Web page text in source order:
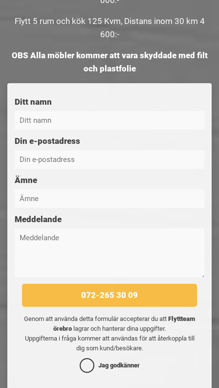
Flytt 5 rum och kök 125 Kvm, Distans inom 30 km 4
600:-
OBS Alla möbler kommer att vara skyddade med filt
och plastfolie
Ditt namn
Din e-postadress
Ämne
Meddelande
072-265 30 09
Genom att använda detta formulär accepterar du att Flyttteam
örebro lagrar och hanterar dina uppgifter.
Uppgifterna i fråga kommer att användas för att återkoppla till
dig som kund/besökare.
Jag godkänner